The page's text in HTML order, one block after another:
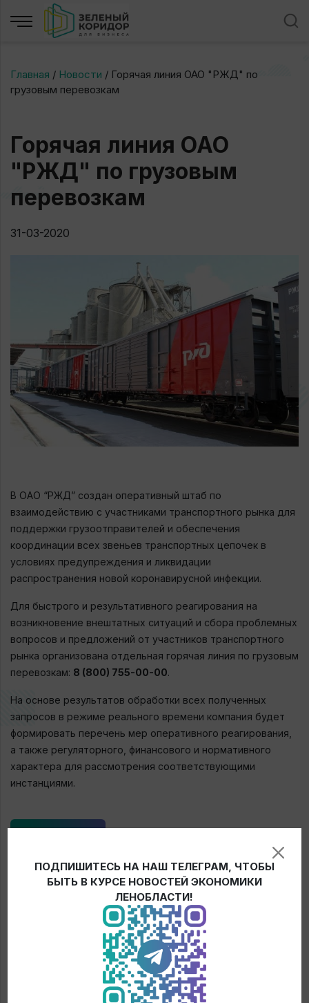
Главная / Новости / Горячая линия ОАО "РЖД" по
грузовым перевозкам
Горячая линия ОАО
"РЖД" по грузовым
перевозкам
31-03-2020
В ОАО “РЖД” создан оперативный штаб по
взаимодействию с участниками транспортного рынка для
поддержки грузоотправителей и обеспечения
координации всех звеньев транспортных цепочек в
условиях предупреждения и ликвидации
распространения новой коронавирусной инфекции.
Для быстрого и результативного реагирования на
возникновение внештатных ситуаций и сбора проблемных
вопросов и предложений от участников транспортного
рынка организована отдельная горячая линия по грузовым
перевозкам: 8 (800) 755-00-00.
На основе результатов обработки всех полученных
запросов в режиме реального времени компания будет
формировать перечень мер оперативного реагирования,
а также регуляторного, финансового и нормативного
характера для рассмотрения соответствующими
инстанциями.
ПОДПИШИТЕСЬ НА НАШ ТЕЛЕГРАМ, ЧТОБЫ
БЫТЬ В КУРСЕ НОВОСТЕЙ ЭКОНОМИКИ
ЛЕНОБЛАСТИ!